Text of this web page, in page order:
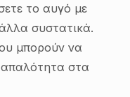
το αυγό με
συστατικά.
μπορούν να
στα